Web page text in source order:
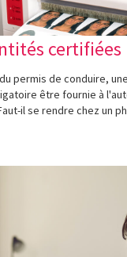
certifiées
permis de conduire,
être fournie à
il se rendre chez un